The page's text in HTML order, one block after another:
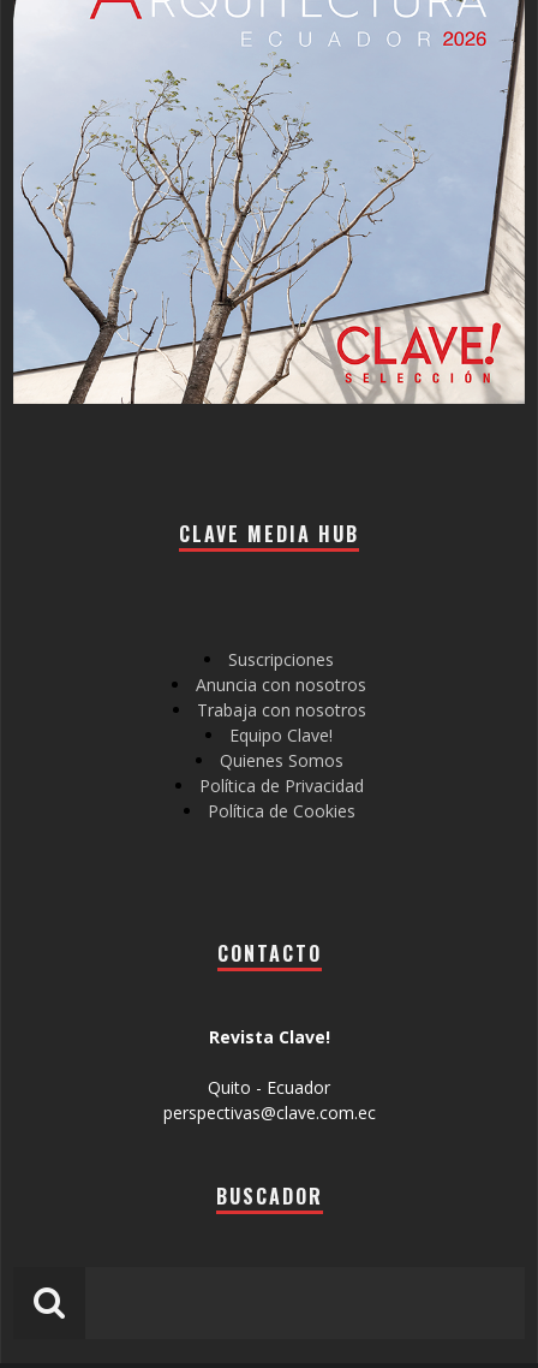
CLAVE MEDIA HUB
Suscripciones
Anuncia con nosotros
Trabaja con nosotros
Equipo Clave!
Quienes Somos
Política de Privacidad
Política de Cookies
CONTACTO
Revista Clave!
Quito - Ecuador
perspectivas@clave.com.ec
BUSCADOR